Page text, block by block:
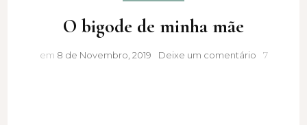
O bigode de minha mãe
em 8 de Novembro, 2019 Deixe um comentárioO7